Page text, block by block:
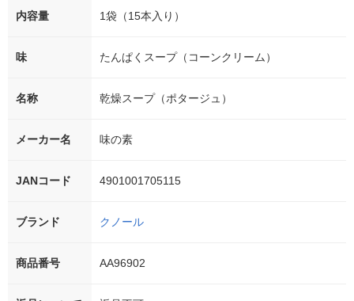
内容量 1袋（15本入り）
味 たんぱくスープ（コーンクリーム）
名称 乾燥スープ（ポタージュ）
メーカー名 味の素
JANコード 4901001705115
ブランド クノール
商品番号 AA96902